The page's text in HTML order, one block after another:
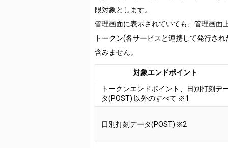
限対象とします。
管理画面に表示されていても、管理画面
トークン(各サービスと連携して発行さ
含みません。
対象エンドポイント
トークンエンドポイント、日別打刻デ
タ(POST) 以外のすべて ※1
日別打刻データ(POST) ※2